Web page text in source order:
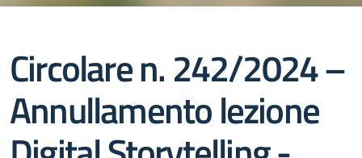
Circolare n. 242/2024 –
Annullamento lezione